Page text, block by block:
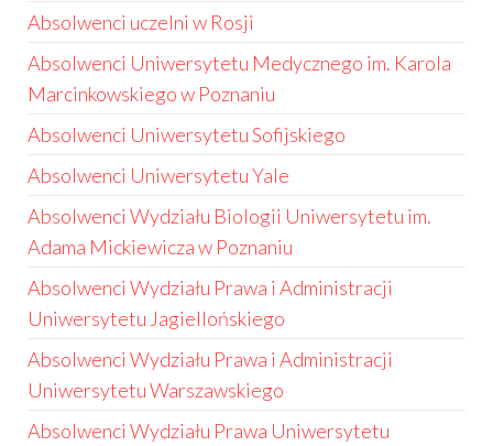
Absolwenci uczelni w Rosji
Absolwenci Uniwersytetu Medycznego im. Karola
Marcinkowskiego w Poznaniu
Absolwenci Uniwersytetu Sofijskiego
Absolwenci Uniwersytetu Yale
Absolwenci Wydziału Biologii Uniwersytetu im.
Adama Mickiewicza w Poznaniu
Absolwenci Wydziału Prawa i Administracji
Uniwersytetu Jagiellońskiego
Absolwenci Wydziału Prawa i Administracji
Uniwersytetu Warszawskiego
Absolwenci Wydziału Prawa Uniwersytetu